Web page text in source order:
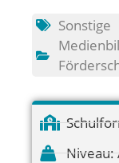
Sonstige
Niveau: